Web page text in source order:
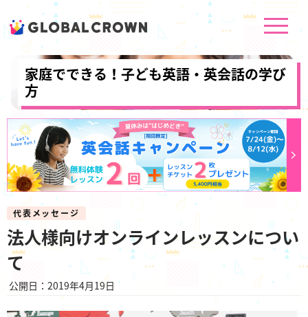
家庭でできる！子ども英語・英会話の学び
方
代表メッセージ
法人様向けオンラインレッスンについ
て
公開日：2019年4月19日